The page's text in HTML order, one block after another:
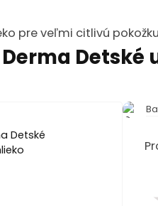
pre veľmi citlivú pokožku